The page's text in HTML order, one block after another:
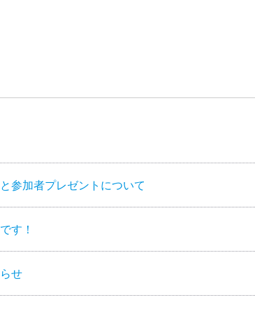
参加者プレゼントについて
す！
せ